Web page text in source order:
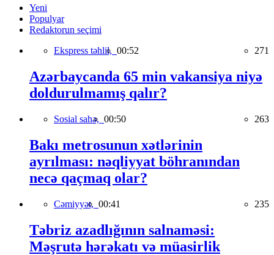
Yeni
Populyar
Redaktorun seçimi
Ekspress təhlil, 00:52 271
Azərbaycanda 65 min vakansiya niyə
doldurulmamış qalır?
Sosial sahə, 00:50 263
Bakı metrosunun xətlərinin
ayrılması: nəqliyyat böhranından
necə qaçmaq olar?
Cəmiyyət, 00:41 235
Təbriz azadlığının salnaməsi:
Məşrutə hərəkatı və müasirlik